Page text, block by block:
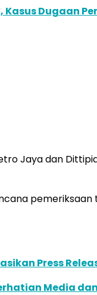
Kasus Dugaan
Jaya dan
Press
Media